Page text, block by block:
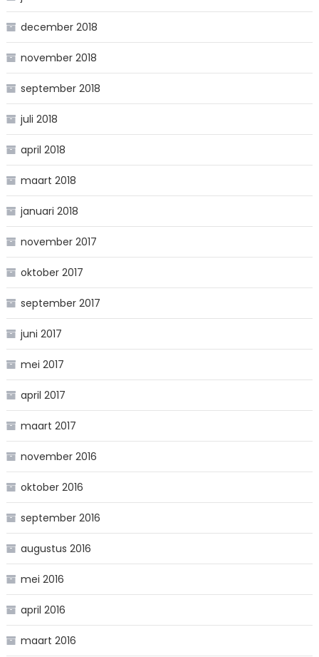
december 2018
november 2018
september 2018
juli 2018
april 2018
maart 2018
januari 2018
november 2017
oktober 2017
september 2017
juni 2017
mei 2017
april 2017
maart 2017
november 2016
oktober 2016
september 2016
augustus 2016
mei 2016
april 2016
maart 2016